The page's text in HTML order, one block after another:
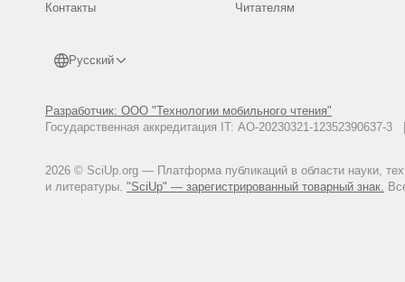
Контакты
Русский
Разработчик: ООО "Технологии мобильного чтения"
Государственная аккредитация IT: АО-20230321-
2026 © SciUp.org — Платформа публикаций в области науки,
и литературы. "SciUp" — зарегистрированный товарный знак.
Читателям